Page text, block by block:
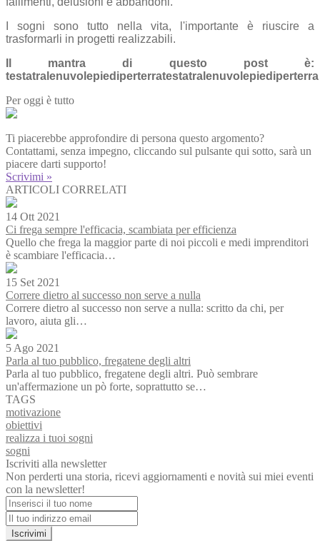
I sogni sono tutto nella vita, l'importante è riuscire a
trasformarli in progetti realizzabili.
Il mantra di questo post è:
testatralenuvolepiediperterratestatralenuvolepiediperterra
Per oggi è tutto
Ti piacerebbe approfondire di persona questo argomento?
Contattami, senza impegno, cliccando sul pulsante qui sotto, sarà un
piacere darti supporto!
Scrivimi »
ARTICOLI CORRELATI
14 Ott 2021
Ci frega sempre l'efficacia, scambiata per efficienza
Quello che frega la maggior parte di noi piccoli e medi imprenditori
è scambiare l'efficacia…
15 Set 2021
Correre dietro al successo non serve a nulla
Correre dietro al successo non serve a nulla: scritto da chi, per
lavoro, aiuta gli…
5 Ago 2021
Parla al tuo pubblico, fregatene degli altri
Parla al tuo pubblico, fregatene degli altri. Può sembrare
un'affermazione un pò forte, soprattutto se…
TAGS
motivazione
obiettivi
realizza i tuoi sogni
sogni
Iscriviti alla newsletter
Non perderti una storia, ricevi aggiornamenti e novità sui miei eventi
con la newsletter!
Iscrivimi